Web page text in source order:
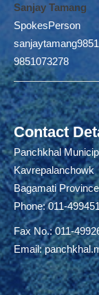
Sanjay Tamang
SpokesPerson
9851073278
Contact
Panchkhal
Kavrepalanchowk
Bagamati
Phone: 011-
Fax No.: 011-
Email: